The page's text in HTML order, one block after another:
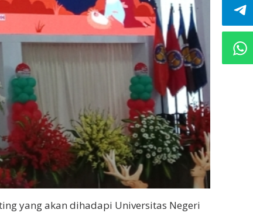
yang akan dihadapi Universitas Negeri